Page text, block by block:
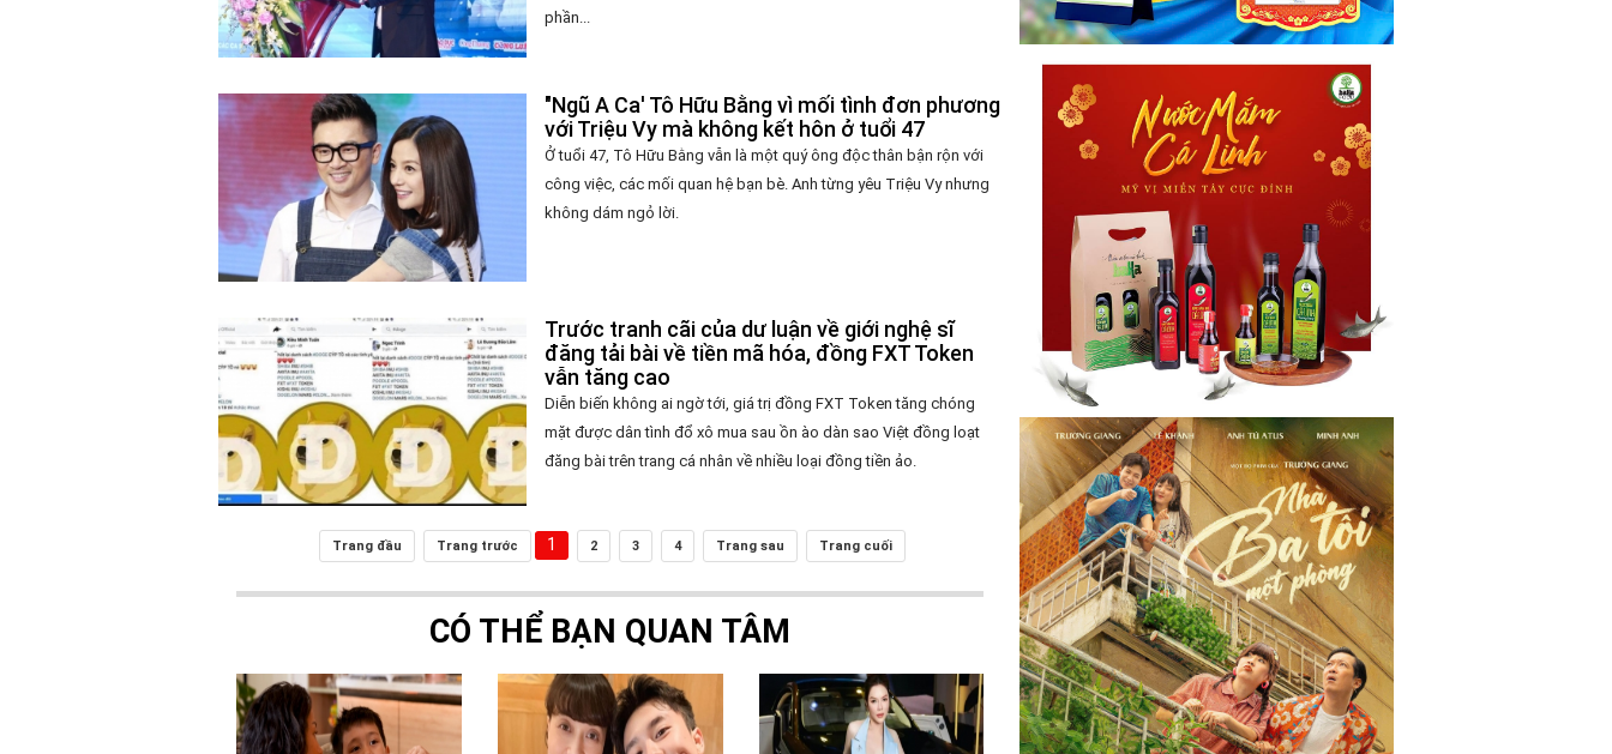
phần...
"Ngũ A Ca' Tô Hữu Bằng vì mối tình đơn phương
với Triệu Vy mà không kết hôn ở tuổi 47
Ở tuổi 47, Tô Hữu Bằng vẫn là một quý ông độc thân bận rộn với
công việc, các mối quan hệ bạn bè. Anh từng yêu Triệu Vy nhưng
không dám ngỏ lời.
Trước tranh cãi của dư luận về giới nghệ sĩ
đăng tải bài về tiền mã hóa, đồng FXT Token
vẫn tăng cao
Diễn biến không ai ngờ tới, giá trị đồng FXT Token tăng chóng
mặt được dân tình đổ xô mua sau ồn ào dàn sao Việt đồng loạt
đăng bài trên trang cá nhân về nhiều loại đồng tiền ảo.
Trang đầu Trang trước 1 2 3 4 Trang sau Trang cuối
CÓ THỂ BẠN QUAN TÂM